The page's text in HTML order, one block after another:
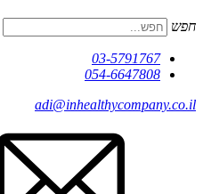
חפש
03-5791767
054-6647808
adi@inhealthycompany.co.il